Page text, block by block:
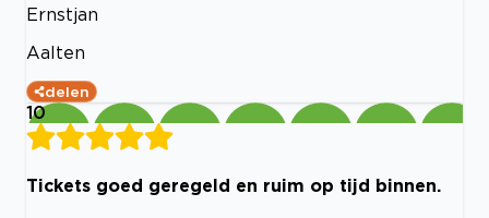
Ernstjan
Aalten
delen
10
Tickets goed geregeld en ruim op tijd binnen.